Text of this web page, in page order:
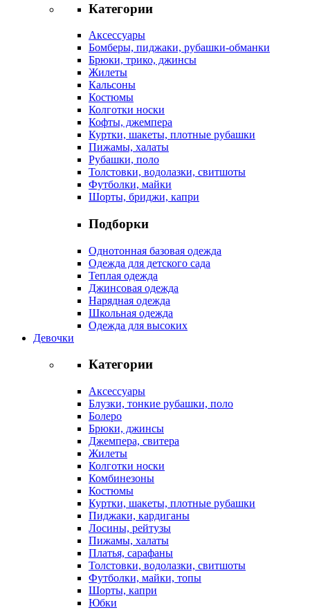
Категории
Аксессуары
Бомберы, пиджаки, рубашки-обманки
Брюки, трико, джинсы
Жилеты
Кальсоны
Костюмы
Колготки носки
Кофты, джемпера
Куртки, шакеты, плотные рубашки
Пижамы, халаты
Рубашки, поло
Толстовки, водолазки, свитшоты
Футболки, майки
Шорты, бриджи, капри
Подборки
Однотонная базовая одежда
Одежда для детского сада
Теплая одежда
Джинсовая одежда
Нарядная одежда
Школьная одежда
Одежда для высоких
Девочки
Категории
Аксессуары
Блузки, тонкие рубашки, поло
Болеро
Брюки, джинсы
Джемпера, свитера
Жилеты
Колготки носки
Комбинезоны
Костюмы
Куртки, шакеты, плотные рубашки
Пиджаки, кардиганы
Лосины, рейтузы
Пижамы, халаты
Платья, сарафаны
Толстовки, водолазки, свитшоты
Футболки, майки, топы
Шорты, капри
Юбки